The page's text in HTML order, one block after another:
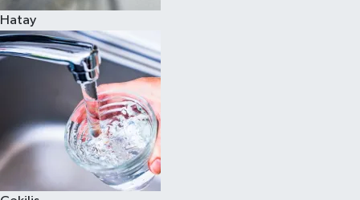
Hatay